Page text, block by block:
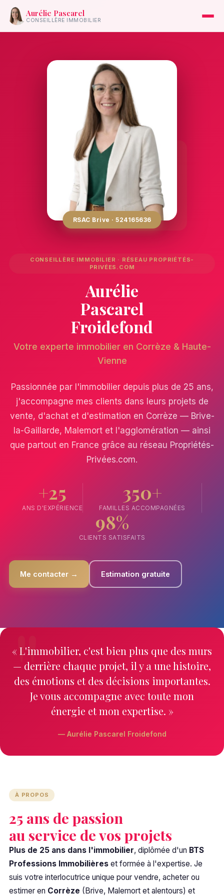
Aurélie Pascarel
CONSEILLÈRE IMMOBILIER
RSAC Brive · 524165636
CONSEILLÈRE IMMOBILIER · RÉSEAU PROPRIÉTÉS-
PRIVÉES.COM
Aurélie
Pascarel
Froidefond
Votre experte immobilier en Corrèze & Haute-
Vienne
Passionnée par l'immobilier depuis plus de 25 ans,
j'accompagne mes clients dans leurs projets de
vente, d'achat et d'estimation en Corrèze — Brive-
la-Gaillarde, Malemort et l'agglomération — ainsi
que partout en France grâce au réseau Propriétés-
Privées.com.
+25
ANS D'EXPÉRIENCE
350+
FAMILLES ACCOMPAGNÉES
98%
CLIENTS SATISFAITS
Me contacter → Estimation gratuite
« L'immobilier, c'est bien plus que des murs
— derrière chaque projet, il y a une histoire,
des émotions et des décisions importantes.
Je vous accompagne avec toute mon
énergie et mon expertise. »
— Aurélie Pascarel Froidefond
À PROPOS
25 ans de passion
au service de vos projets
Plus de 25 ans dans l'immobilier, diplômée d'un BTS
Professions Immobilières et formée à l'expertise. Je
suis votre interlocutrice unique pour vendre, acheter ou
estimer en Corrèze (Brive, Malemort et alentours) et